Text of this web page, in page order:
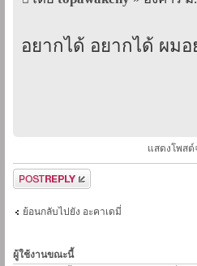
อยากได้ อยากได้ ผมอ
แสดงโพสต์
ตอบกระทู้
ย้อนกลับไปยัง อะคาเดมี่
ผู้ใช้งานขณะนี้